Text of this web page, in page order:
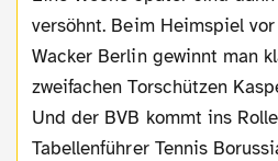
versöhnt. Beim Heimspiel
Wacker Berlin gewinnt man
zweifachen Torschützen
Und der BVB kommt ins
Tabellenführer Tennis